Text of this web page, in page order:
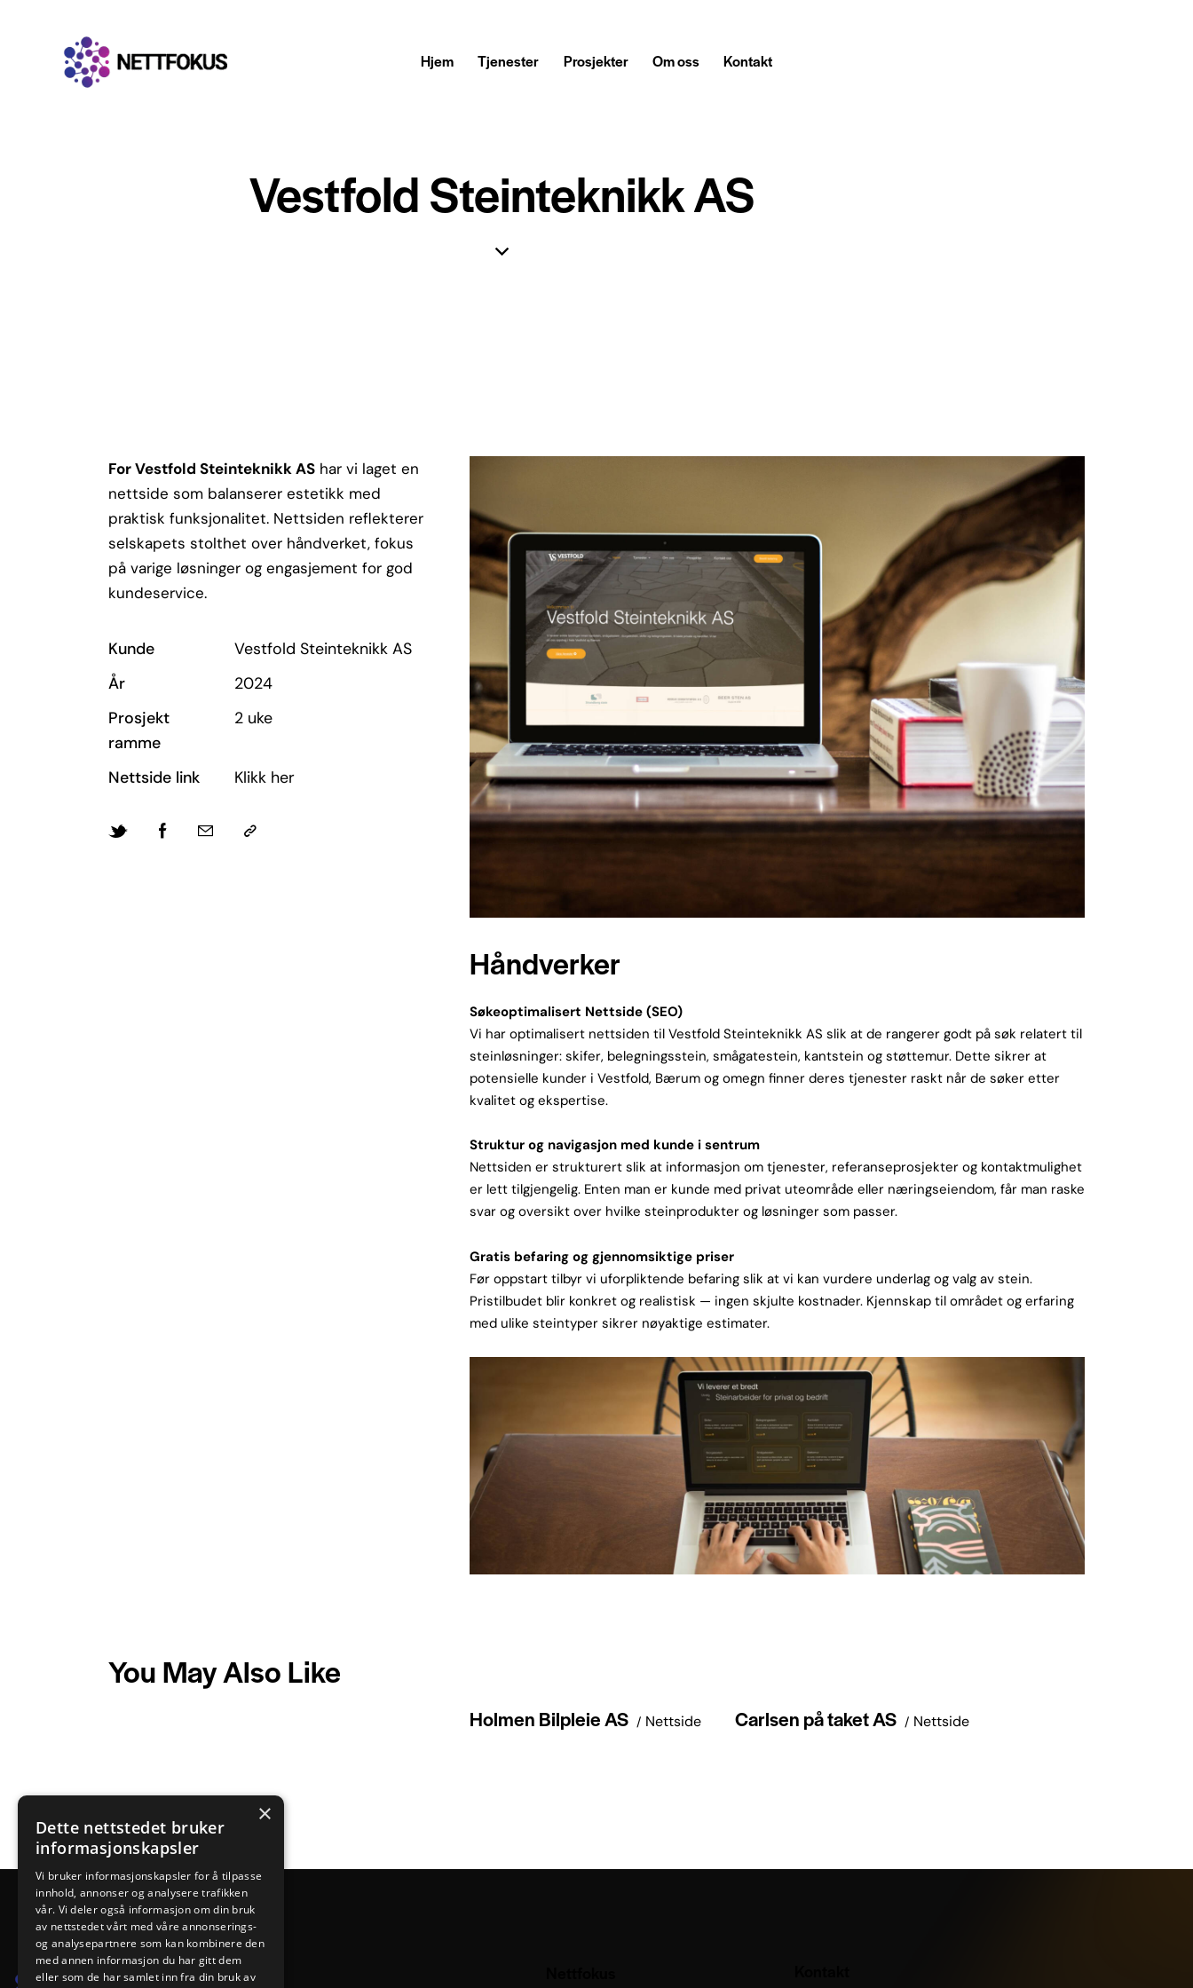
Hjem Tjenester Prosjekter Om oss Kontakt
Vestfold Steinteknikk AS
For Vestfold Steinteknikk AS har vi laget en
nettside som balanserer estetikk med
praktisk funksjonalitet. Nettsiden reflekterer
selskapets stolthet over håndverket, fokus
på varige løsninger og engasjement for god
kundeservice.
Kunde
Vestfold Steinteknikk AS
År
2024
Prosjekt
ramme
2 uke
Nettside link Klikk her
Håndverker
Søkeoptimalisert Nettside (SEO)
Vi har optimalisert nettsiden til Vestfold Steinteknikk AS slik at de rangerer godt på søk relatert til
steinløsninger: skifer, belegningsstein, smågatestein, kantstein og støttemur. Dette sikrer at
potensielle kunder i Vestfold, Bærum og omegn finner deres tjenester raskt når de søker etter
kvalitet og ekspertise.
Struktur og navigasjon med kunde i sentrum
Nettsiden er strukturert slik at informasjon om tjenester, referanseprosjekter og kontaktmulighet
er lett tilgjengelig. Enten man er kunde med privat uteområde eller næringseiendom, får man raske
svar og oversikt over hvilke steinprodukter og løsninger som passer.
Gratis befaring og gjennomsiktige priser
Før oppstart tilbyr vi uforpliktende befaring slik at vi kan vurdere underlag og valg av stein.
Pristilbudet blir konkret og realistisk — ingen skjulte kostnader. Kjennskap til området og erfaring
med ulike steintyper sikrer nøyaktige estimater.
You May Also Like
Nettside
Holmen Bilpleie AS Nettside
Carlsen på taket AS
×
Dette nettstedet bruker
informasjonskapsler
Vi bruker informasjonskapsler for å tilpasse
innhold, annonser og analysere trafikken
vår. Vi deler også informasjon om din bruk
av nettstedet vårt med våre annonserings-
og analysepartnere som kan kombinere den
med annen informasjon du har gitt dem
eller som de har samlet inn fra din bruk av